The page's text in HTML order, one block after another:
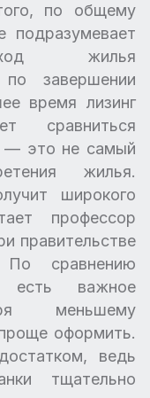
по общему
подразумевает
жилья
завершении
время лизинг
сравниться
— это не самый
жилья.
широкого
профессор
правительстве
сравнению
важное
меньшему
оформить.
ведь
тщательно